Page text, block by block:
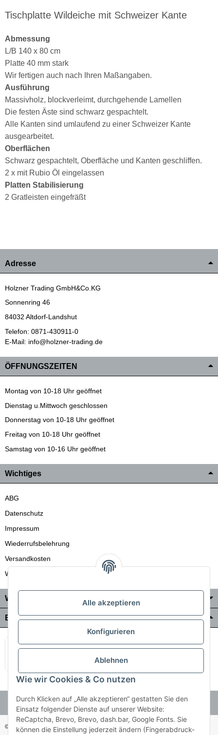
Tischplatte Wildeiche mit Schweizer Kante
Abmessung
L/B 140 x 80 cm
Platte 40 mm stark
Wir fertigen auch nach Ihren Maßangaben.
Ausführung
Massivholz, blockverleimt, durchgehende Lamellen
Die festen Äste sind schwarz gespachtelt.
Alle Kanten sind umlaufend zu einer Schweizer Kante
ausgearbeitet.
Oberflächen
Schwarz gespachtelt, Oberfläche und Kanten geschliffen.
2 x mit Rubio Öl eingelassen
Platten Stabilisierung
2 Gratleisten eingefräßt
Adresse
Holzner Trading GmbH&Co.KG
Sonnenring 46
84032 Altdorf-Landshut
Telefon: 0871-430911-0
E-Mail: info@holzner-trading.de
ÖFFNUNGSZEITEN
Montag von 10-18 Uhr geöffnet
Dienstag u.Mittwoch geschlossen
Donnerstag von 10-18 Uhr geöffnet
Freitag von 10-18 Uhr geöffnet
Samstag von 10-16 Uhr geöffnet
Wichtiges
ABG
Datenschutz
Impressum
Wiederrufsbelehrung
Versandkosten
Wir liefern auch in die Schweiz
Wo Sie uns finden
Bezahlung & Versand
© Holzner-Trading GmbH&Co KG Besucherzähler: 3510286
Alle akzeptieren
Konfigurieren
Ablehnen
Wie wir Cookies & Co nutzen
Durch Klicken auf „Alle akzeptieren“ gestatten Sie den
Einsatz folgender Dienste auf unserer Website:
ReCaptcha, Brevo, Brevo, dash.bar, Google Fonts. Sie
können die Einstellung jederzeit ändern (Fingerabdruck-